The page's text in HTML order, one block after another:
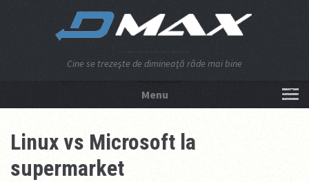
Cine se trezeşte de dimineaţă râde mai bine
Menu
Linux vs Microsoft la
supermarket